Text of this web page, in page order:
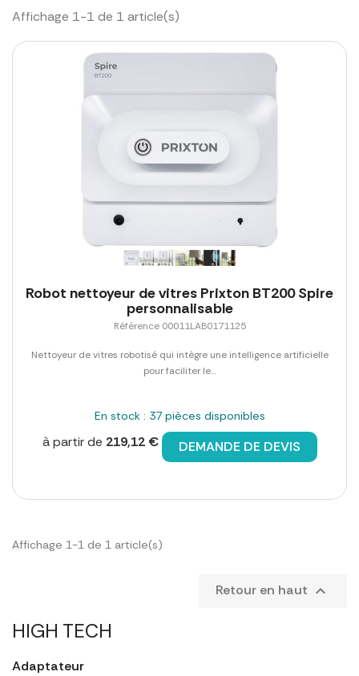
HIGH TECH
Adaptateur
Affichage 1-1 de 1 article(s)
Robot nettoyeur de vitres Prixton BT200 Spire
personnalisable
Référence 00011LAB0171125
Nettoyeur de vitres robotisé qui intègre une intelligence artificielle
pour faciliter le...
En stock : 37 pièces disponibles
à partir de 219,12 € DEMANDE DE DEVIS
Affichage 1-1 de 1 article(s)
Retour en haut 